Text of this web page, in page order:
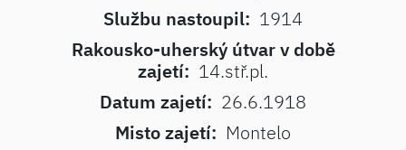
Službu nastoupil: 1914
Rakousko-uherský útvar v době
zajetí: 14.stř.pl.
Datum zajetí: 26.6.1918
Misto zajetí: Montelo